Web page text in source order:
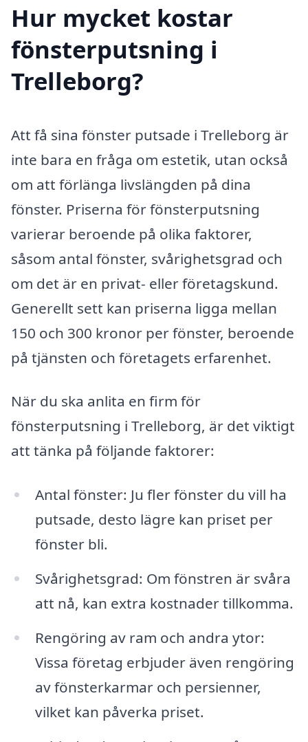
Hur mycket kostar
fönsterputsning i
Trelleborg?
Att få sina fönster putsade i Trelleborg är
inte bara en fråga om estetik, utan också
om att förlänga livslängden på dina
fönster. Priserna för fönsterputsning
varierar beroende på olika faktorer,
såsom antal fönster, svårighetsgrad och
om det är en privat- eller företagskund.
Generellt sett kan priserna ligga mellan
150 och 300 kronor per fönster, beroende
på tjänsten och företagets erfarenhet.
När du ska anlita en firm för
fönsterputsning i Trelleborg, är det viktigt
att tänka på följande faktorer:
Antal fönster: Ju fler fönster du vill ha
putsade, desto lägre kan priset per
fönster bli.
Svårighetsgrad: Om fönstren är svåra
att nå, kan extra kostnader tillkomma.
Rengöring av ram och andra ytor:
Vissa företag erbjuder även rengöring
av fönsterkarmar och persienner,
vilket kan påverka priset.